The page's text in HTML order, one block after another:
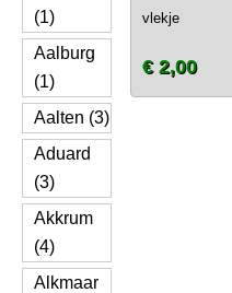
(1)
Aalburg
(1)
Aalten (3)
Aduard
(3)
Akkrum
(4)
Alkmaar
vlekje
€ 2,00